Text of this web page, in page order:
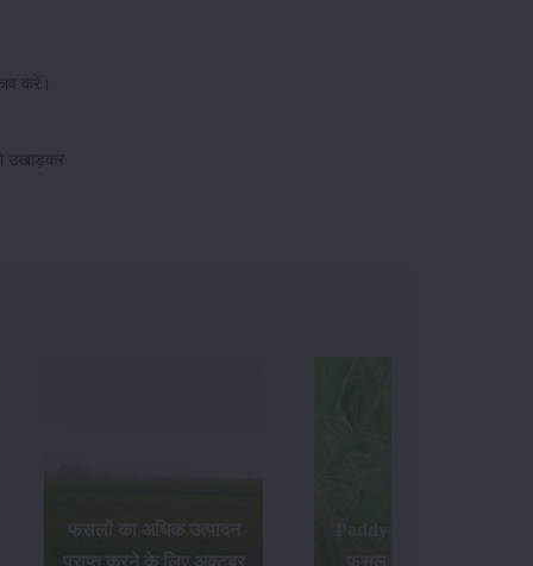
करें।
उखाड़कर
Paddy Insects - धान की